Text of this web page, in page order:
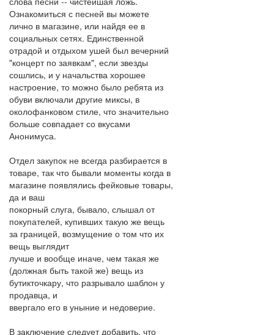
Ознакомиться с песней вы можете
лично в магазине, или найдя ее в
социальных сетях. Единственной
отрадой и отдыхом ушей был вечерний
"концерт по заявкам", если звезды
сошлись, и у начальства хорошее
настроение, то можно было ребята из
обуви включали другие миксы, в
околофанковом стиле, что значительно
больше совпадает со вкусами
Анонимуса.
Отдел закупок не всегда разбирается в
товаре, так что бывали моменты когда в
магазине появлялись фейковые товары,
да и ваш
покорный слуга, бывало, слышал от
покупателей, купивших такую же вещь
за границей, возмущение о том что их
вещь выглядит
лучше и вообще иначе, чем такая же
(должная быть такой же) вещь из
бутикточкару, что разрывало шаблон у
продавца, и
ввергало его в уныние и недоверие.
В заключение следует добавить, что